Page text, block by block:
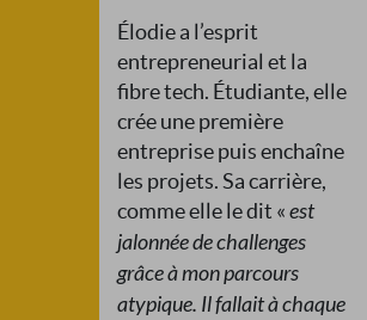
Élodie a l’esprit
entrepreneurial et la
fibre tech. Étudiante, elle
crée une première
entreprise puis enchaîne
les projets. Sa carrière,
comme elle le dit «est
jalonnée de challenges
grâce à mon parcours
atypique. Il fallait à chaque